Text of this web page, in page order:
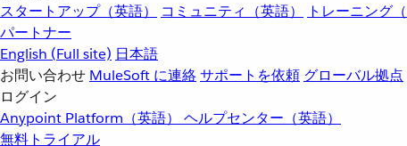
スタートアップ（英語）
コミュニティ（英語） トレーニング（
パートナー
English (Full site) 日本語
お問い合わせ MuleSoft に連絡サポートを依頼 グローバル拠点
ログイン
Anypoint Platform（英語） ヘルプセンター（英語）
無料トライアル